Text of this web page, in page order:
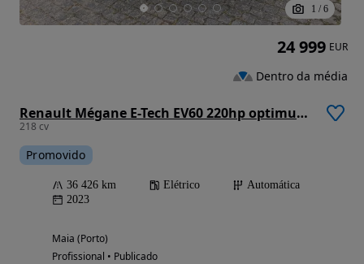
1 / 6
Renault Mégane E-Tech EV60 220hp optimum charge Equilibre
218 cv
Promovido
36 426 km Elétrico
Automática
2023
Maia (Porto)
Profissional • Publicado
24 999 EUR
Dentro da média